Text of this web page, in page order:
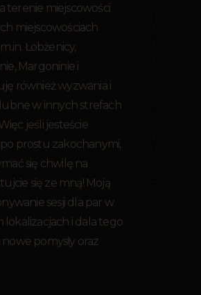
terenie miejscowości
miejscowościach
Łobżenicy,
Margoninie i
również wyzwania i
w innych strefach
jeśli jesteście
prostu zakochanymi,
się chwilę na
się ze mną! Moją
sesji dla par w
i dala tego
pomysły oraz